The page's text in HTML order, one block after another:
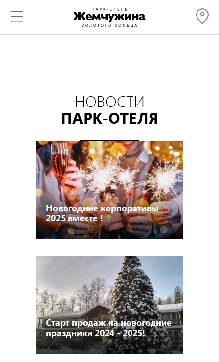
НОВОСТИ
ПАРК-ОТЕЛЯ
Новогодние корпоративы
2025 вместе !
Старт продаж на новогодние
праздники 2024 - 2025!